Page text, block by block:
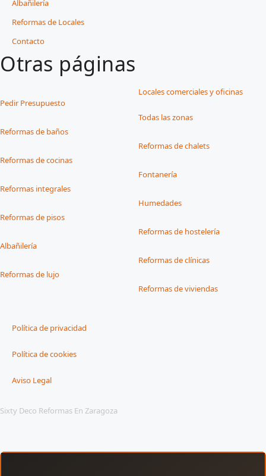
Albañilería
Reformas de Locales
Contacto
Otras páginas
Pedir Presupuesto
Reformas de baños
Reformas de cocinas
Reformas integrales
Reformas de pisos
Albañilería
Reformas de lujo
Locales comerciales y oficinas
Todas las zonas
Reformas de chalets
Fontanería
Humedades
Reformas de hostelería
Reformas de clínicas
Reformas de viviendas
Política de privacidad
Política de cookies
Aviso Legal
Sixty Deco Reformas En Zaragoza